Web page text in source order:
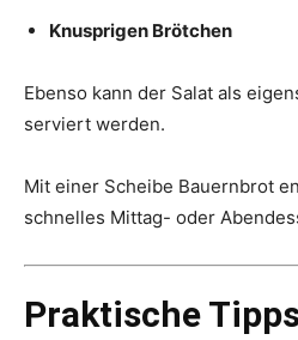
Knusprigen Brötchen
Ebenso kann der Salat als
serviert werden.
Mit einer Scheibe Bauernbrot
schnelles Mittag- oder
Praktische